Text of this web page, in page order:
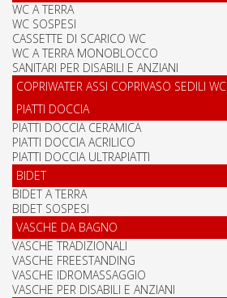
WC A TERRA
WC SOSPESI
CASSETTE DI SCARICO WC
WC A TERRA MONOBLOCCO
SANITARI PER DISABILI E ANZIANI
COPRIWATER ASSI COPRIVASO SEDILI WC
PIATTI DOCCIA
PIATTI DOCCIA CERAMICA
PIATTI DOCCIA ACRILICO
PIATTI DOCCIA ULTRAPIATTI
BIDET
BIDET A TERRA
BIDET SOSPESI
VASCHE DA BAGNO
VASCHE TRADIZIONALI
VASCHE FREESTANDING
VASCHE IDROMASSAGGIO
VASCHE PER DISABILI E ANZIANI